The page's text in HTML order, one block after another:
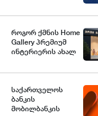
ავრცელებს
როგორ ქმნის Home
Gallery პრემიუმ
ინტერიერის ახალ
საქართველოში
საქართველოს
ბანკის
მობილბანკის